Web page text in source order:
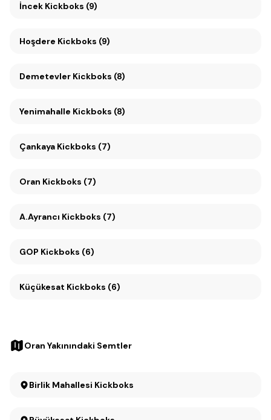
İncek Kickboks (9)
Hoşdere Kickboks (9)
Demetevler Kickboks (8)
Yenimahalle Kickboks (8)
Çankaya Kickboks (7)
Oran Kickboks (7)
A.Ayrancı Kickboks (7)
GOP Kickboks (6)
Küçükesat Kickboks (6)
Oran Yakınındaki Semtler
Birlik Mahallesi Kickboks